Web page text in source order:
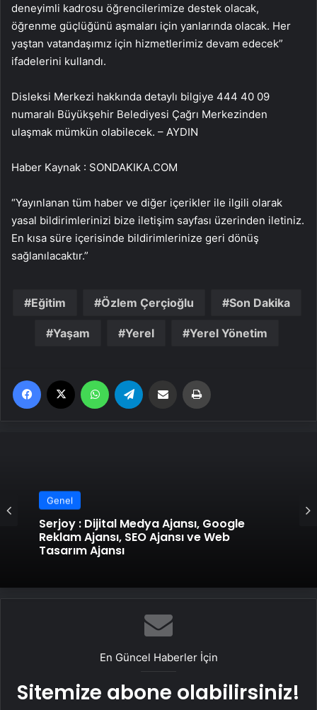
deneyimli kadrosu öğrencilerimize destek olacak,
öğrenme güçlüğünü aşmaları için yanlarında olacak. Her
yaştan vatandaşımız için hizmetlerimiz devam edecek”
ifadelerini kullandı.
Disleksi Merkezi hakkında detaylı bilgiye 444 40 09
numaralı Büyükşehir Belediyesi Çağrı Merkezinden
ulaşmak mümkün olabilecek. – AYDIN
Haber Kaynak : SONDAKIKA.COM
“Yayınlanan tüm haber ve diğer içerikler ile ilgili olarak
yasal bildirimlerinizi bize iletişim sayfası üzerinden iletiniz.
En kısa süre içerisinde bildirimlerinize geri dönüş
sağlanılacaktır.”
Eğitim Özlem Çerçioğlu Son Dakika
Yaşam Yerel Yerel Yönetim
Facebook WhatsApp Email'den paylaş
Genel
Serjoy : Dijital Medya Ajansı, Google
Reklam Ajansı, SEO Ajansı ve Web
Tasarım Ajansı
Genel
UETDS Nedir ? Uetds.com İle Akıllı Dijital
Taşımacılık Yazılımı
En Güncel Haberler İçin
Sitemize abone olabilirsiniz!